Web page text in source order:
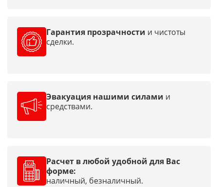
Гарантия прозрачности и чистоты
сделки.
Эвакуация нашими силами и
средствами.
Расчет в любой удобной для Вас
форме:
наличный, безналичный.